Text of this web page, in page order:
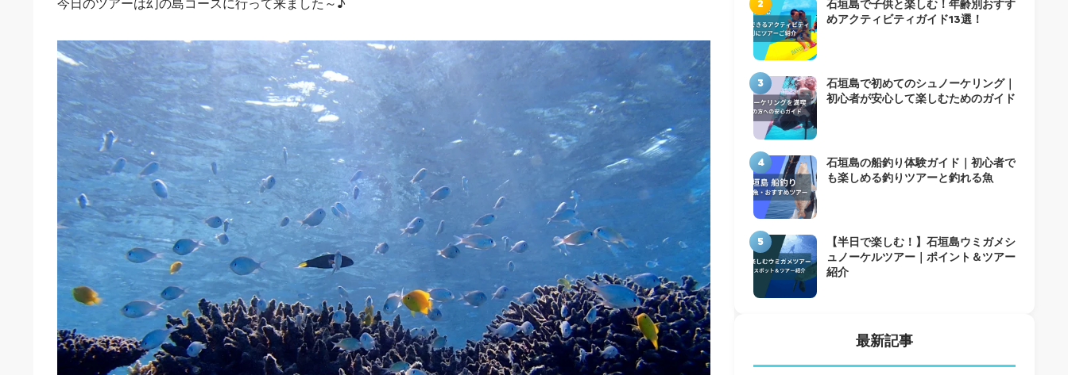
今日のツアーは幻の島コースに行って来ました～♪ 2
石垣島で子供と楽しむ！年齢別おすす
めアクティビティガイド13選！
3
石垣島で初めてのシュノーケリング｜
初心者が安心して楽しむためのガイド
4
石垣島の船釣り体験ガイド｜初心者で
も楽しめる釣りツアーと釣れる魚
5
【半日で楽しむ！】石垣島ウミガメシ
ュノーケルツアー｜ポイント＆ツアー
紹介
最新記事